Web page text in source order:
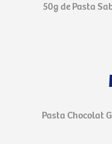
50g de Pasta
Pasta Chocolat